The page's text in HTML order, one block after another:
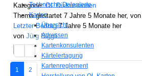
Technische Delegierte
Karten
Übersicht
Adressen
Kartenkonsulenten
Kärtelertagung
Kartenreglement
Kategorie:OL Diskussionen
Thema gestartet 7 Jahre 5 Monate her, von
Letzter Beitrag7 Jahre 5 Monate her
von Jürg Niggli
1 2